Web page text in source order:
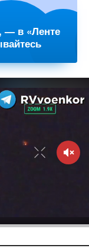
— в «Ленте